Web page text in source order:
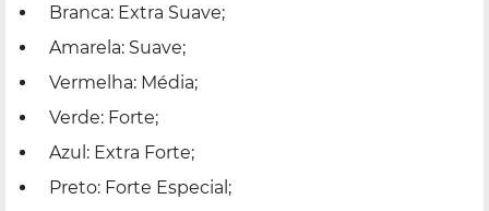
Branca: Extra Suave;
Amarela: Suave;
Vermelha: Média;
Verde: Forte;
Azul: Extra Forte;
Preto: Forte Especial;